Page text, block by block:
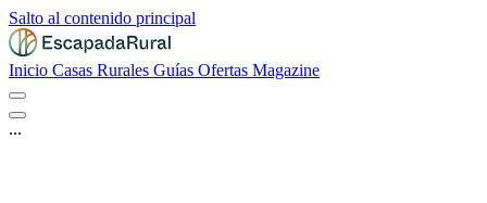
Salto al contenido principal
Inicio Casas Rurales Guías Ofertas Magazine
...